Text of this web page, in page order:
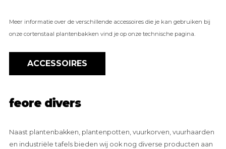
Meer informatie over de verschillende accessoires die je kan gebruiken bij
onze cortenstaal plantenbakken vind je op onze technische pagina.
ACCESSOIRES
feore divers
Naast plantenbakken, plantenpotten, vuurkorven, vuurhaarden
en industriële tafels bieden wij ook nog diverse producten aan